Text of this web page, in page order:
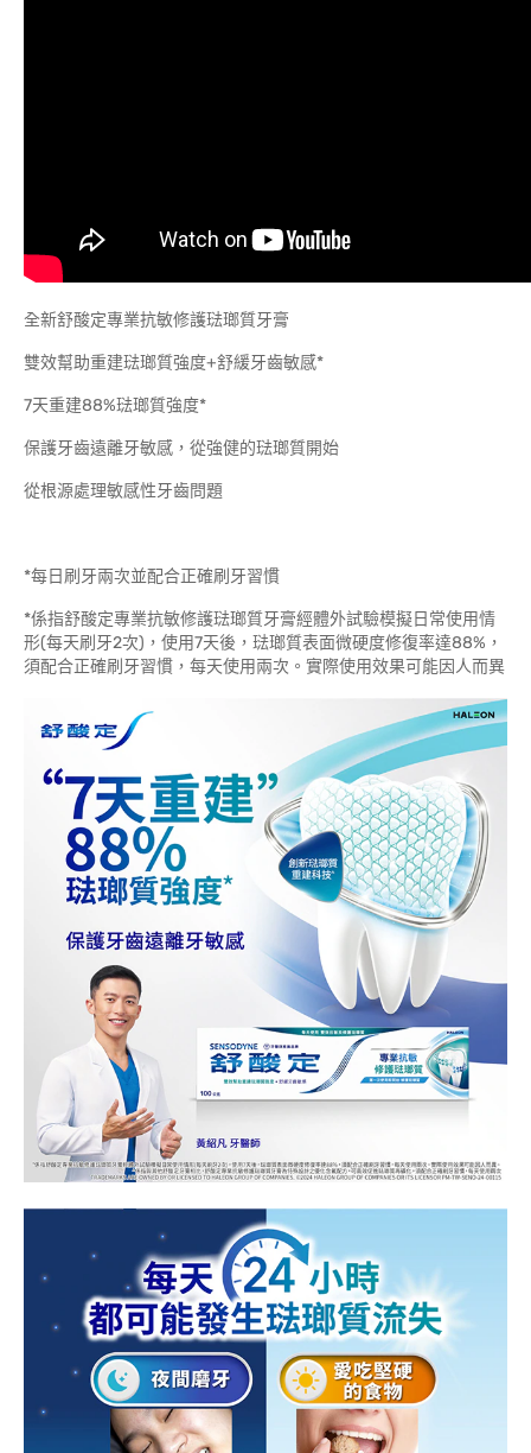
全新舒酸定專業抗敏修護琺瑯質牙膏
雙效幫助重建琺瑯質強度+舒緩牙齒敏感*
7天重建88%琺瑯質強度*
保護牙齒遠離牙敏感，從強健的琺瑯質開始
從根源處理敏感性牙齒問題
*每日刷牙兩次並配合正確刷牙習慣
*係指舒酸定專業抗敏修護琺瑯質牙膏經體外試驗模擬日常使用情
形(每天刷牙2次)，使用7天後，琺瑯質表面微硬度修復率達88%，
須配合正確刷牙習慣，每天使用兩次。實際使用效果可能因人而異